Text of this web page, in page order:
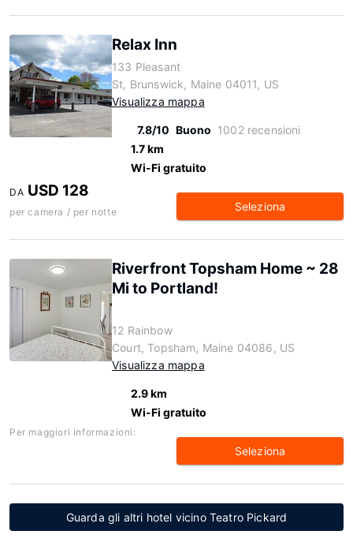
Relax Inn
133 Pleasant
St, Brunswick, Maine 04011, US
Visualizza mappa
7.8/10 Buono 1002 recensioni
1.7 km
Wi-Fi gratuito
DA USD 128
per camera / per notte Seleziona
Riverfront Topsham Home ~ 28
Mi to Portland!
12 Rainbow
Court, Topsham, Maine 04086, US
Visualizza mappa
2.9 km
Wi-Fi gratuito
Per maggiori informazioni:
Seleziona
Guarda gli altri hotel vicino Teatro Pickard